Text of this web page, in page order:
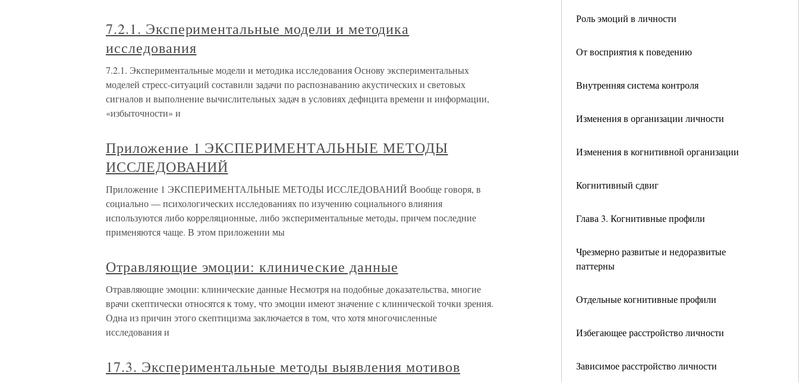
Роль эмоций в личности
От восприятия к поведению
Внутренняя система контроля
Изменения в организации личности
Изменения в когнитивной организации
Когнитивный сдвиг
Глава 3. Когнитивные профили
Чрезмерно развитые и недоразвитые
паттерны
Отдельные когнитивные профили
Избегающее расстройство личности
Зависимое расстройство личности
7.2.1. Экспериментальные модели и методика
исследования
7.2.1. Экспериментальные модели и методика исследования Основу экспериментальных
моделей стресс-ситуаций составили задачи по распознаванию акустических и световых
сигналов и выполнение вычислительных задач в условиях дефицита времени и информации,
«избыточности» и
Приложение 1 ЭКСПЕРИМЕНТАЛЬНЫЕ МЕТОДЫ
ИССЛЕДОВАНИЙ
Приложение 1 ЭКСПЕРИМЕНТАЛЬНЫЕ МЕТОДЫ ИССЛЕДОВАНИЙ Вообще говоря, в
социально — психологических исследованиях по изучению социального влияния
используются либо корреляционные, либо экспериментальные методы, причем последние
применяются чаще. В этом приложении мы
Отравляющие эмоции: клинические данные
Отравляющие эмоции: клинические данные Несмотря на подобные доказательства, многие
врачи скептически относятся к тому, что эмоции имеют значение с клинической точки зрения.
Одна из причин этого скептицизма заключается в том, что хотя многочисленные
исследования и
17.3. Экспериментальные методы выявления мотивов